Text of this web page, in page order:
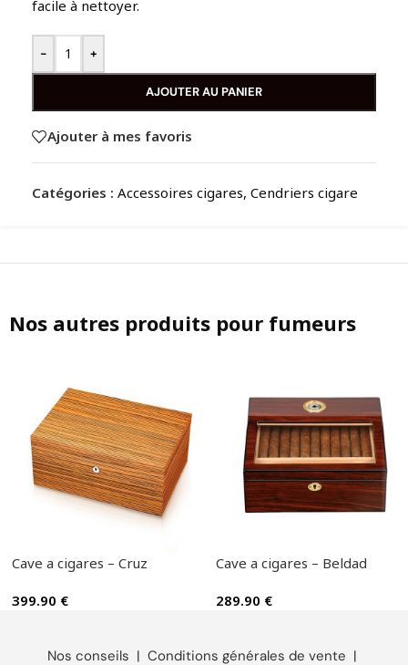
facile à nettoyer.
- +
AJOUTER AU PANIER
Ajouter à mes favoris
Catégories : Accessoires cigares, Cendriers cigare
Nos autres produits pour fumeurs
Cave a cigares – Cruz
399.90 €
Cave a cigares – Beldad
289.90 €
Nos conseils | Conditions générales de vente |